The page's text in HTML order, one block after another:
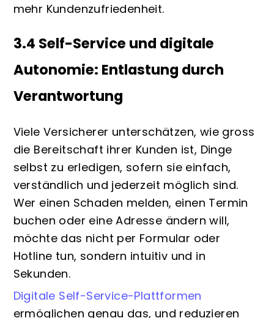
mehr Kundenzufriedenheit.
3.4 Self-Service und digitale
Autonomie: Entlastung durch
Verantwortung
Viele Versicherer unterschätzen, wie gross
die Bereitschaft ihrer Kunden ist, Dinge
selbst zu erledigen, sofern sie einfach,
verständlich und jederzeit möglich sind.
Wer einen Schaden melden, einen Termin
buchen oder eine Adresse ändern will,
möchte das nicht per Formular oder
Hotline tun, sondern intuitiv und in
Sekunden.
Digitale Self-Service-Plattformen
ermöglichen genau das, und reduzieren